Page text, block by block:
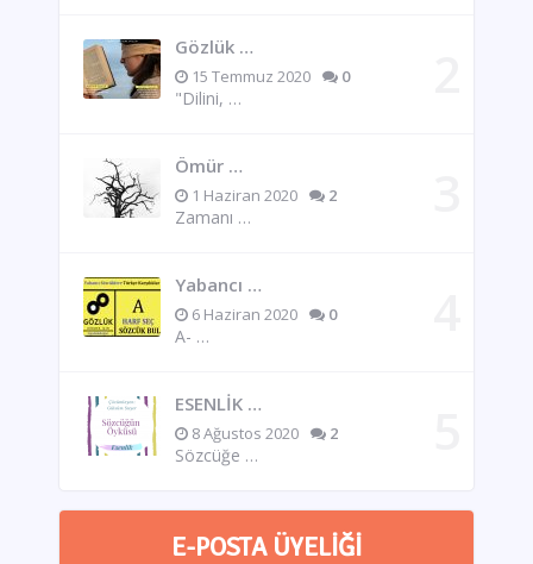
Gözlük …
15 Temmuz 2020 0
"Dilini, …
Ömür …
1 Haziran 2020 2
Zamanı …
Yabancı …
6 Haziran 2020 0
A- …
ESENLİK …
8 Ağustos 2020 2
Sözcüğe …
E-POSTA ÜYELIĞI